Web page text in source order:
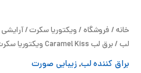
خانه/فروشگاه/ویکتوریا سکرت/آرایشی
لب/ برق لب Caramel Kiss ویکتوریا سکرت
براق کننده لب,زیبایی صورت